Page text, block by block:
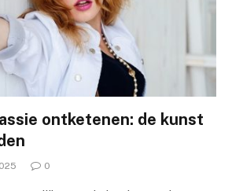
ontketenen: de kunst
0